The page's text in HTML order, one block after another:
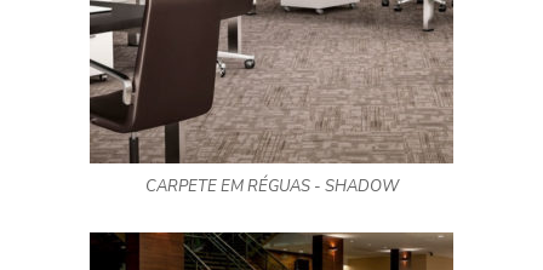
CARPETE EM RÉGUAS - SHADOW